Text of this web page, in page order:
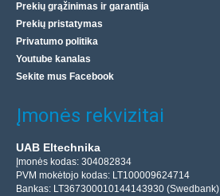
Prekių grąžinimas ir garantija
Prekių pristatymas
Privatumo politika
Youtube kanalas
Sekite mus Facebook
Įmonės rekvizitai
UAB Eltechnika
Įmonės kodas: 304082834
PVM mokėtojo kodas: LT100009624714
Bankas: LT367300010144143930 (Swedbank)